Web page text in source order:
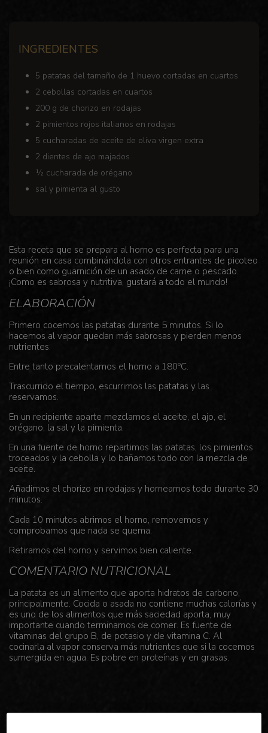
INGREDIENTES
5 patatas del tamaño de 1 huevo cortadas en cuartos
2 cebollas cortadas en cuartos
200 g de chorizo en rodajas
2 pimientos rojos italianos en rodajas
5 cucharadas de aceite de oliva virgen extra
2 dientes de ajo majados
½ cucharada de orégano
sal y pimienta al gusto
Esta receta que se prepara al horno es perfecta para una
reunión en casa combinándola con otros entrantes de picoteo
o bien como guarnición de un asado de carne o pescado.
¡Como es sabrosa y nutritiva, gustará a todo el mundo!
ELABORACIÓN
Primero cocemos las patatas durante 5 minutos. Si lo
hacemos al vapor quedan más sabrosas y pierden menos
nutrientes.
Entre tanto precalentamos el horno a 180ºC.
Trascurrido el tiempo, escurrimos las patatas y las
reservamos.
En un recipiente aparte mezclamos el aceite, el ajo, el
orégano, la sal y la pimienta.
En una fuente de horno repartimos las patatas, los pimientos
troceados y la cebolla y lo bañamos todo con la mezcla de
aceite.
Añadimos el chorizo en rodajas y horneamos todo durante 30
minutos.
Cada 10 minutos abrimos el horno, removemos y
comprobamos que nada se quema.
Retiramos del horno y servimos bien caliente.
COMENTARIO NUTRICIONAL
La patata es un alimento que aporta hidratos de carbono,
principalmente. Cocida o asada no contiene muchas calorías y
es uno de los alimentos que más saciedad aporta, muy
importante cuando terminamos de comer. Es fuente de
vitaminas del grupo B, de potasio y de vitamina C. Al
cocinarla al vapor conserva más nutrientes que si la cocemos
sumergida en agua. Es pobre en proteínas y en grasas.